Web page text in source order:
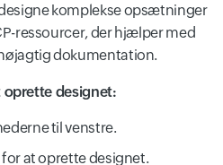
Datapol
komplekse opsætninger
ressourcer, der hjælper med
dokumentation.
oprette designet:
til venstre.
at oprette designet.